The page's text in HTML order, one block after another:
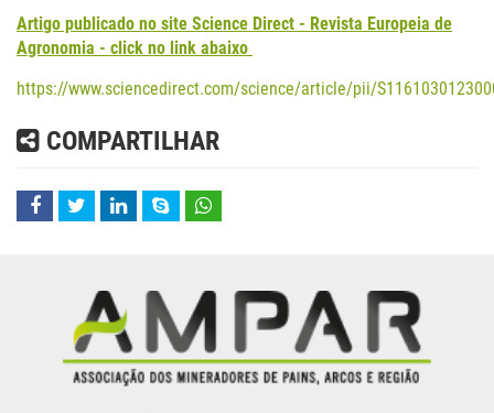
Artigo publicado no site Science Direct - Revista Europeia de
Agronomia - click no link abaixo
https://www.sciencedirect.com/science/article/pii/
COMPARTILHAR